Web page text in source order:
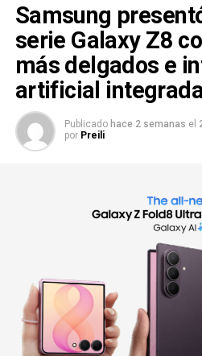
Samsung
serie Galaxy Z8
más delgados e
artificial
Publicado hace 2 semanas el
por Preili